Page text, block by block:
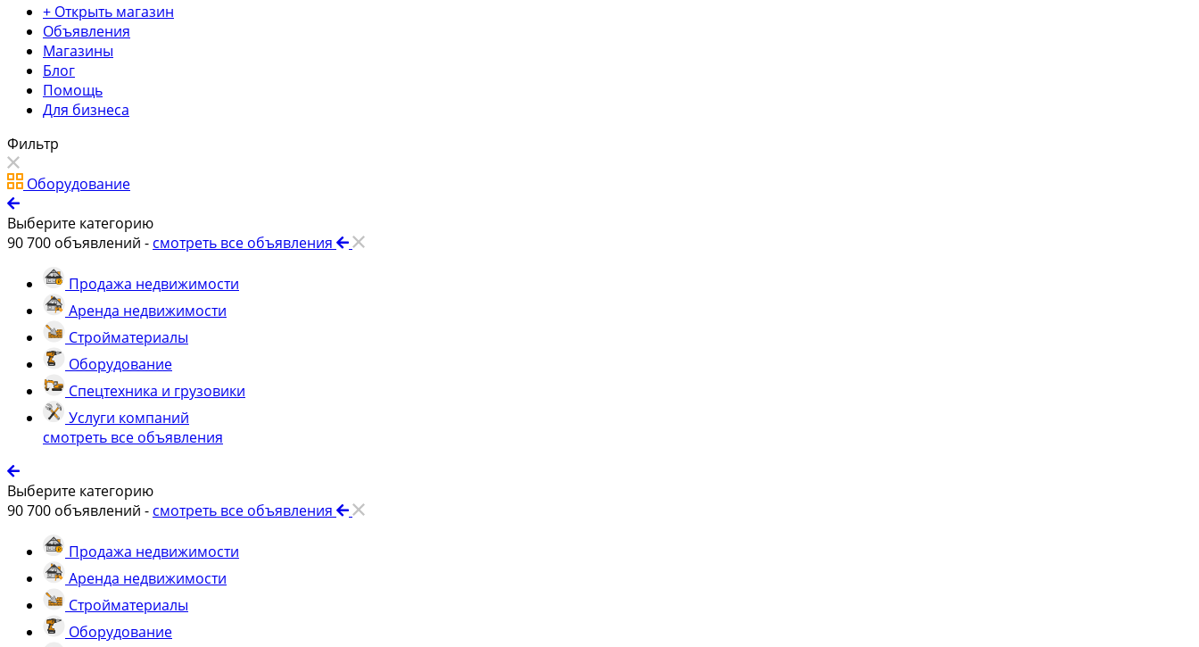
+ Открыть магазин
Объявления
Магазины
Блог
Помощь
Для бизнеса
Фильтр
Оборудование
Выберите категорию
90 700 объявлений - смотреть все объявления
Продажа недвижимости
Аренда недвижимости
Стройматериалы
Оборудование
Спецтехника и грузовики
Услуги компаний
смотреть все объявления
Выберите категорию
90 700 объявлений - смотреть все объявления
Продажа недвижимости
Аренда недвижимости
Стройматериалы
Оборудование